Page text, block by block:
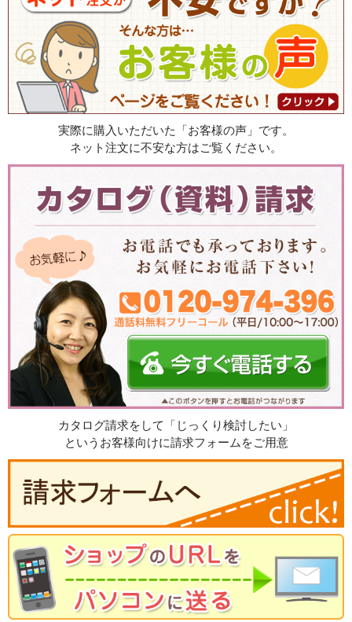
実際に購入いただいた「お客様の声」です。
ネット注文に不安な方はご覧ください。
カタログ請求をして「じっくり検討したい」
というお客様向けに請求フォームをご用意